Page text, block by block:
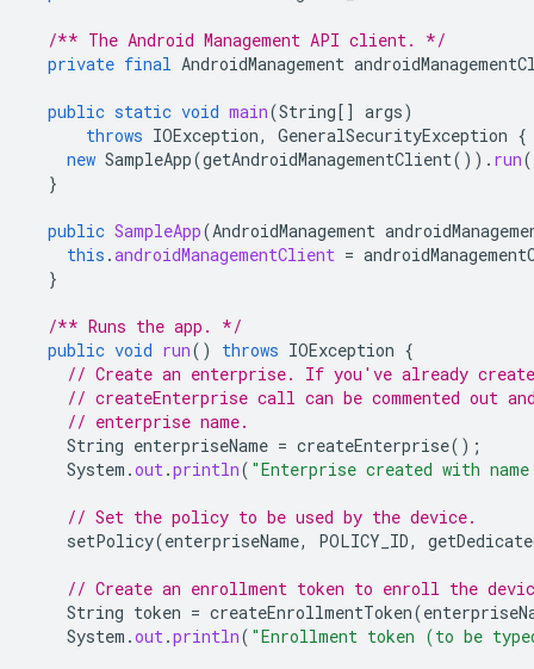
/** The Android Management API client. */
private final AndroidManagement
public static void main(String[] args)
throws IOException, GeneralSecurityException {
new SampleApp(getAndroidManagementClient()). run
}
public SampleApp(AndroidManagement
this .androidManagementClient =
}
/** Runs the app. */
public void run() throws IOException {
// Create an enterprise. If you've already
// createEnterprise call can be commented out
// enterprise name.
String enterpriseName = createEnterprise();
System .out.println( "Enterprise created with
// Set the policy to be used by the device.
setPolicy(enterpriseName, POLICY_ID,
// Create an enrollment token to enroll the
String token = createEnrollmentToken(
System .out.println( "Enrollment token (to be